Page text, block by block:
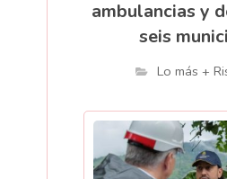
ambulancias y
seis
Lo más +